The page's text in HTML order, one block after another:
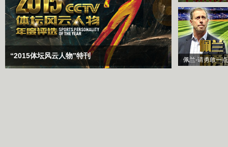
“2015体坛风云人物”特刊 佩兰-请勇敢一点